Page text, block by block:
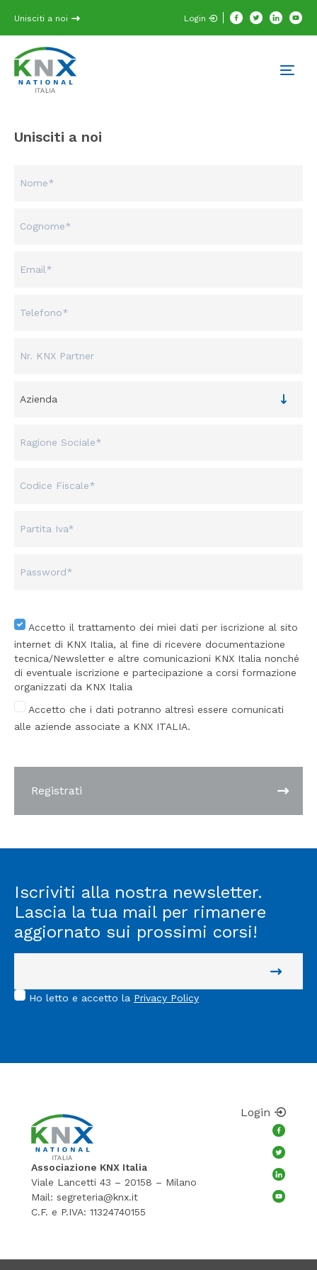
Unisciti a noi Login
Unisciti a noi
Accetto il trattamento dei miei dati per iscrizione al sito
internet di KNX Italia, al fine di ricevere documentazione
tecnica/Newsletter e altre comunicazioni KNX Italia nonché
di eventuale iscrizione e partecipazione a corsi formazione
organizzati da KNX Italia
Accetto che i dati potranno altresì essere comunicati
alle aziende associate a KNX ITALIA.
Registrati
Iscriviti alla nostra newsletter.
Lascia la tua mail per rimanere
aggiornato sui prossimi corsi!
Ho letto e accetto la Privacy Policy
Associazione KNX Italia
Viale Lancetti 43 – 20158 – Milano
Mail: segreteria@knx.it
C.F. e P.IVA: 11324740155
Login